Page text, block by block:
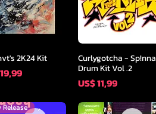
overzicht
2K24 Kit Snel overzicht
Curlygotcha - Sp!nna
Drum Kit Vol .2
Prijs
US$ 11,99
Release